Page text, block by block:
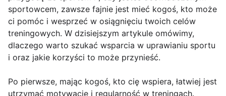
sportowcem, zawsze fajnie jest mieć kogoś, kto może
ci pomóc i wesprzeć w osiągnięciu twoich celów
treningowych. W dzisiejszym artykule omówimy,
dlaczego warto szukać wsparcia w uprawianiu sportu
i oraz jakie korzyści to może przynieść.
Po pierwsze, mając kogoś, kto cię wspiera, łatwiej jest
utrzymać motywację i regularność w treningach.